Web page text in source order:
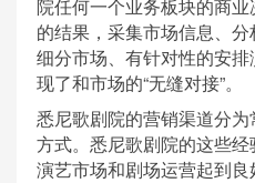
院任何一个业务板块的商
的结果，采集市场信息、分
细分市场、有针对性的安
现了和市场的“无缝对接”。
悉尼歌剧院的营销渠道分
方式。悉尼歌剧院的这些
演艺市场和剧场运营起到良